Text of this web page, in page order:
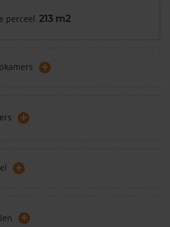
perceel 213 m2
+
+
+
+